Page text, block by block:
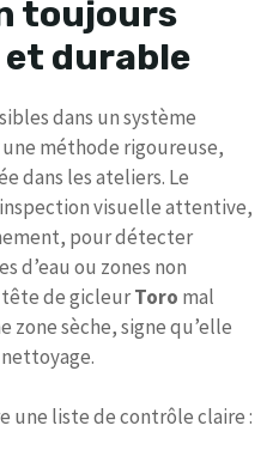
toujours
durable
dans un système
méthode rigoureuse,
dans les ateliers. Le
visuelle attentive,
pour détecter
d’eau ou zones non
tête de gicleurToro mal
sèche, signe qu’elle
une liste de contrôle claire :